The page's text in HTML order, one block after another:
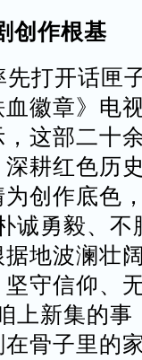
创作根基
打开话匣
徽章》电
这部二十
耕红色历
创作底色
诚勇毅、不
地波澜壮
守信仰、
上新集的事
骨子里的